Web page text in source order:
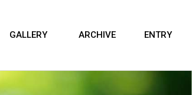
GALLERY ARCHIVE ENTRY